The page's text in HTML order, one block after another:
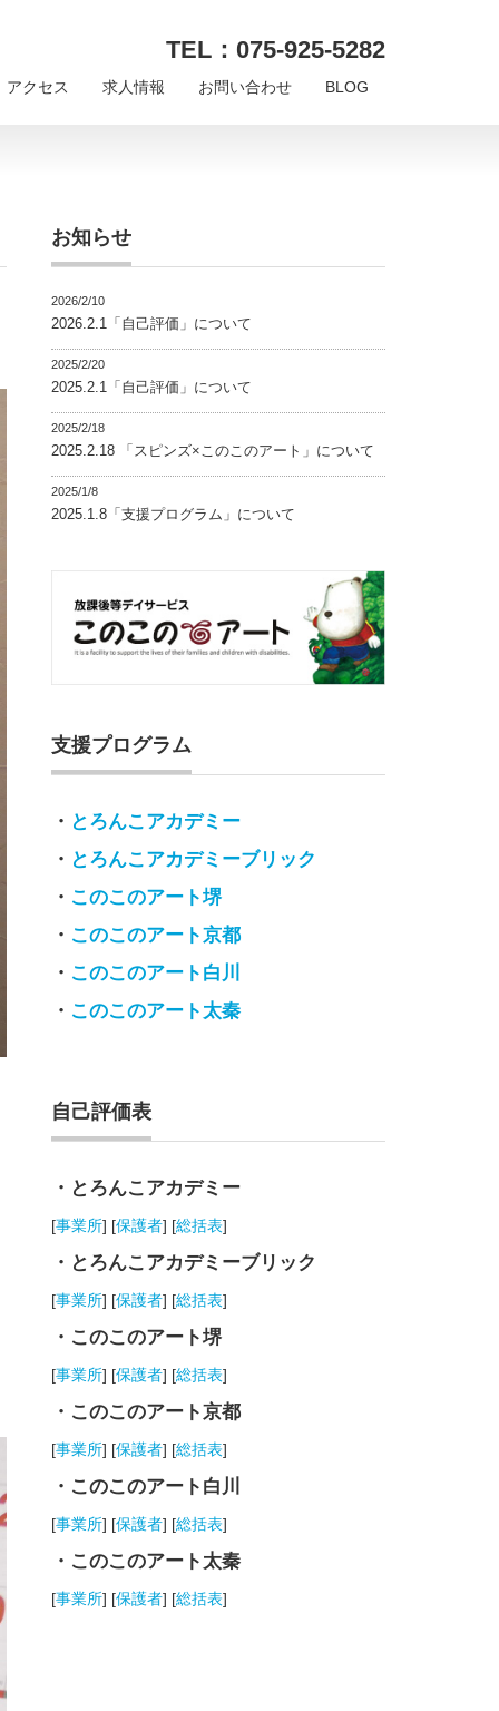
TEL：075-925-5282
アクセス 求人情報 お問い合わせ BLOG
お知らせ
2026/2/10
2026.2.1「自己評価」について
2025/2/20
2025.2.1「自己評価」について
2025/2/18
2025.2.18 「スピンズ×このこのアート」について
2025/1/8
2025.1.8「支援プログラム」について
支援プログラム
・ とろんこアカデミー
・ とろんこアカデミーブリック
・ このこのアート堺
・ このこのアート京都
・ このこのアート白川
・ このこのアート太秦
自己評価表
・とろんこアカデミー
[事業所] [保護者] [総括表]
・とろんこアカデミーブリック
[事業所] [保護者] [総括表]
・このこのアート堺
[事業所] [保護者] [総括表]
・このこのアート京都
[事業所] [保護者] [総括表]
・このこのアート白川
[事業所] [保護者] [総括表]
・このこのアート太秦
[事業所] [保護者] [総括表]